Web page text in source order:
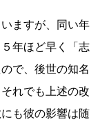
ますが、同い年
年ほど早く「志
で、後世の知名
れでも上述の改
も彼の影響は随